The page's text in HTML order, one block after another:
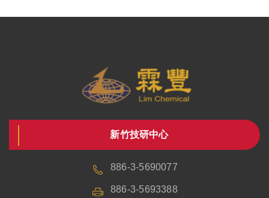
新竹技研中心
886-3-5690077
886-3-5693388